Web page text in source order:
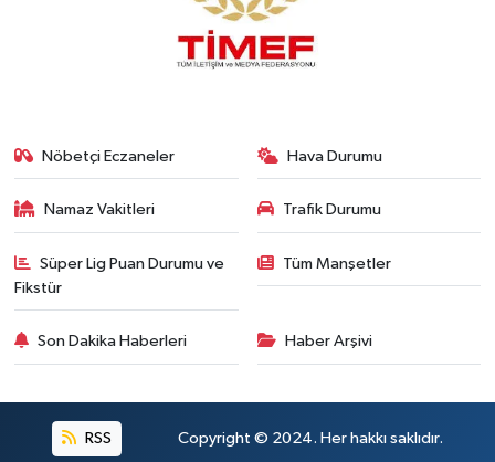
Nöbetçi Eczaneler Hava Durumu
Namaz Vakitleri Trafik Durumu
Süper Lig Puan Durumu ve
Fikstür
Tüm Manşetler
Son Dakika Haberleri Haber Arşivi
RSS Copyright © 2024. Her hakkı saklıdır.